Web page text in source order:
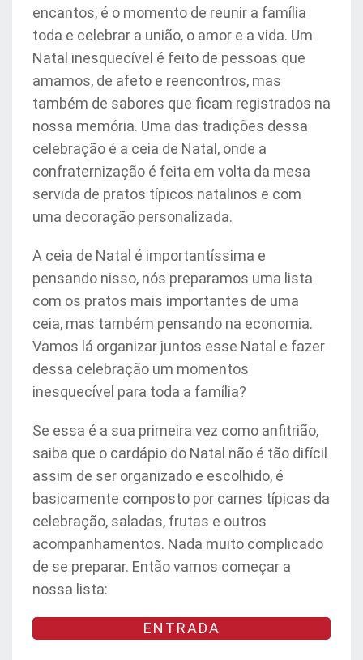
encantos, é o momento de reunir a família
toda e celebrar a união, o amor e a vida. Um
Natal inesquecível é feito de pessoas que
amamos, de afeto e reencontros, mas
também de sabores que ficam registrados na
nossa memória. Uma das tradições dessa
celebração é a ceia de Natal, onde a
confraternização é feita em volta da mesa
servida de pratos típicos natalinos e com
uma decoração personalizada.
A ceia de Natal é importantíssima e
pensando nisso, nós preparamos uma lista
com os pratos mais importantes de uma
ceia, mas também pensando na economia.
Vamos lá organizar juntos esse Natal e fazer
dessa celebração um momentos
inesquecível para toda a família?
Se essa é a sua primeira vez como anfitrião,
saiba que o cardápio do Natal não é tão difícil
assim de ser organizado e escolhido, é
basicamente composto por carnes típicas da
celebração, saladas, frutas e outros
acompanhamentos. Nada muito complicado
de se preparar. Então vamos começar a
nossa lista:
ENTRADA